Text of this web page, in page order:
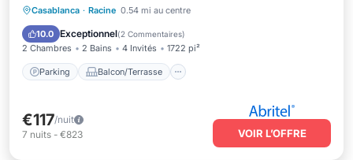
Casablanca · Racine 0.54 mi au centre
10.0 Exceptionnel(2 Commentaires)
2 Chambres 2 Bains 4 Invités 1722 pi²
Parking Balcon/Terrasse
Parking Balcon/Terrasse
Climatisation
€117/nuit
7 nuits - €823 VOIR L’OFFRE